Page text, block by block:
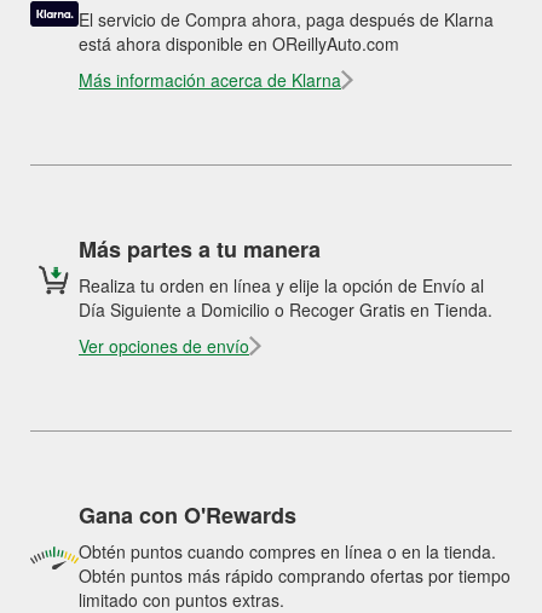
El servicio de Compra ahora, paga después de Klarna
está ahora disponible en OReillyAuto.com
Más información acerca de Klarna
Más partes a tu manera
Realiza tu orden en línea y elije la opción de Envío al
Día Siguiente a Domicilio o Recoger Gratis en Tienda.
Ver opciones de envío
Gana con O'Rewards
Obtén puntos cuando compres en línea o en la tienda.
Obtén puntos más rápido comprando ofertas por tiempo
limitado con puntos extras.